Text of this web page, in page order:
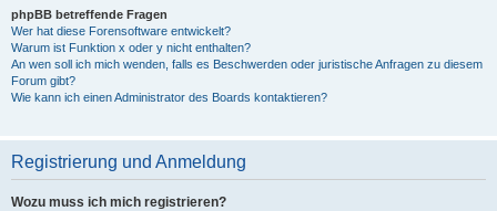
phpBB betreffende Fragen
Wer hat diese Forensoftware entwickelt?
Warum ist Funktion x oder y nicht enthalten?
An wen soll ich mich wenden, falls es Beschwerden oder juristische Anfragen zu diesem
Forum gibt?
Wie kann ich einen Administrator des Boards kontaktieren?
Registrierung und Anmeldung
Wozu muss ich mich registrieren?